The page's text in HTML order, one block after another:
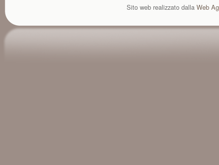
Sito web realizzato dalla Web